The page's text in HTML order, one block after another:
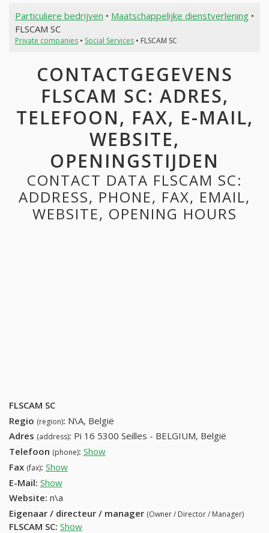
Particuliere bedrijven • Maatschappelijke dienstverlening•
FLSCAM SC
Private companies• Social Services• FLSCAM SC
CONTACTGEGEVENS
FLSCAM SC: ADRES,
TELEFOON, FAX, E-MAIL,
WEBSITE,
OPENINGSTIJDEN
CONTACT DATA FLSCAM SC:
ADDRESS, PHONE, FAX, EMAIL,
WEBSITE, OPENING HOURS
FLSCAM SC
Regio (region): N\A, België
Adres (address): Pi 16 5300 Seilles - BELGIUM, België
Telefoon (phone): Show
Fax (fax): Show
E-Mail: Show
Website: n\a
Eigenaar / directeur / manager (Owner / Director / Manager)
FLSCAM SC: Show